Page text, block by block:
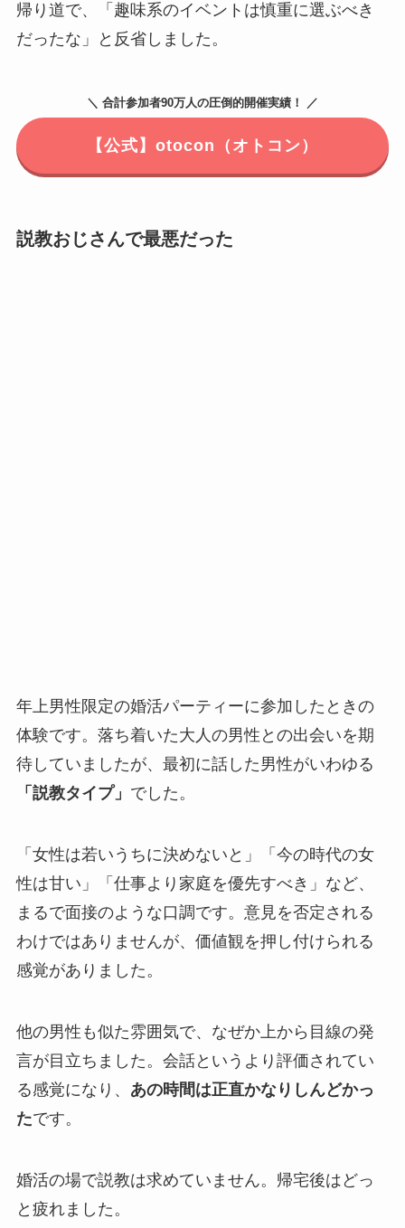
帰り道で、「趣味系のイベントは慎重に選ぶべき
だったな」と反省しました。
＼ 合計参加者90万人の圧倒的開催実績！ ／
【公式】otocon（オトコン）
説教おじさんで最悪だった
年上男性限定の婚活パーティーに参加したときの
体験です。落ち着いた大人の男性との出会いを期
待していましたが、最初に話した男性がいわゆる
「説教タイプ」 でした。
「女性は若いうちに決めないと」「今の時代の女
性は甘い」「仕事より家庭を優先すべき」など、
まるで面接のような口調です。意見を否定される
わけではありませんが、価値観を押し付けられる
感覚がありました。
他の男性も似た雰囲気で、なぜか上から目線の発
言が目立ちました。会話というより評価されてい
る感覚になり、 あの時間は正直かなりしんどかっ
たです。
婚活の場で説教は求めていません。帰宅後はどっ
と疲れました。